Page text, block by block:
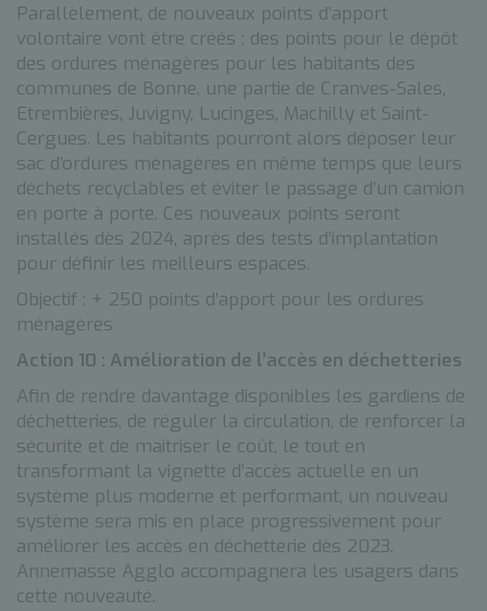
Parallèlement, de nouveaux points d’apport
volontaire vont être créés : des points pour le dépôt
des ordures ménagères pour les habitants des
communes de Bonne, une partie de Cranves-Sales,
Etrembières, Juvigny, Lucinges, Machilly et Saint-
Cergues. Les habitants pourront alors déposer leur
sac d’ordures ménagères en même temps que leurs
déchets recyclables et éviter le passage d’un camion
en porte à porte. Ces nouveaux points seront
installés dès 2024, après des tests d’implantation
pour définir les meilleurs espaces.
Objectif : + 250 points d’apport pour les ordures
ménagères
Action 10 : Amélioration de l’accès en déchetteries
Afin de rendre davantage disponibles les gardiens de
déchetteries, de réguler la circulation, de renforcer la
sécurité et de maitriser le coût, le tout en
transformant la vignette d’accès actuelle en un
système plus moderne et performant, un nouveau
système sera mis en place progressivement pour
améliorer les accès en déchetterie dès 2023.
Annemasse Agglo accompagnera les usagers dans
cette nouveauté.